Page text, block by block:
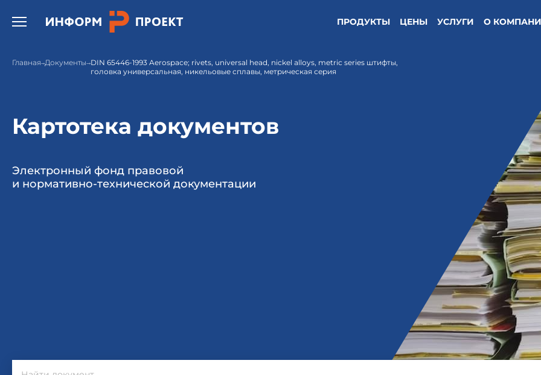
Открыть бургер меню. ПРОДУКТЫ ЦЕНЫ УСЛУГИ О
Главная Документы DIN 65446-1993 Aerospace; rivets, universal head, nickel alloys, metric series штифты,
головка универсальная, никельовые сплавы, метрическая серия
Картотека документов
Электронный фонд правовой
и нормативно-технической документации